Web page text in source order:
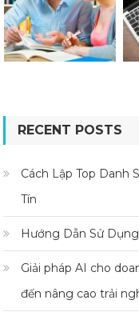
RECENT POSTS
Cách Lập Top Danh
Tín
Hướng Dẫn Sử
Giải pháp AI cho
đến nâng cao trải